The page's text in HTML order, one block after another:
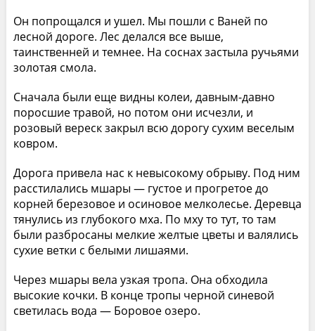
Он попрощался и ушел. Мы пошли с Ваней по
лесной дороге. Лес делался все выше,
таинственней и темнее. На соснах застыла ручьями
золотая смола.
Сначала были еще видны колеи, давным-давно
поросшие травой, но потом они исчезли, и
розовый вереск закрыл всю дорогу сухим веселым
ковром.
Дорога привела нас к невысокому обрыву. Под ним
расстилались мшары — густое и прогретое до
корней березовое и осиновое мелколесье. Деревца
тянулись из глубокого мха. По мху то тут, то там
были разбросаны мелкие желтые цветы и валялись
сухие ветки с белыми лишаями.
Через мшары вела узкая тропа. Она обходила
высокие кочки. В конце тропы черной синевой
светилась вода — Боровое озеро.